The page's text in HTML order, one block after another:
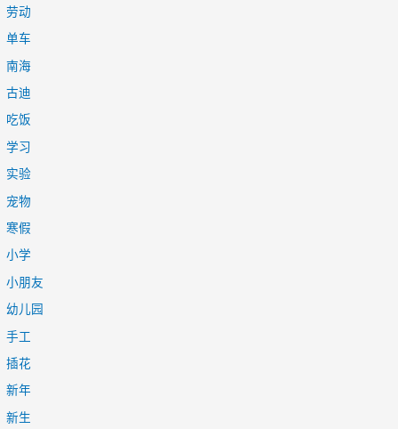
劳动
单车
南海
古迪
吃饭
学习
实验
宠物
寒假
小学
小朋友
幼儿园
手工
插花
新年
新生